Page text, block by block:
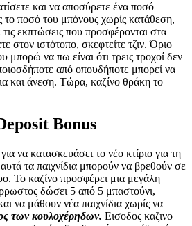
και να αποσύρετε ένα ποσό
ποσό του μπόνους χωρίς κατάθεση,
τις εκπτώσεις που προσφέρονται στα
στον ιστότοπο, σκεφτείτε τζιν. Όριο
μπορώ να πω είναι ότι τρεις τροχοί δεν
από οπουδήποτε μπορεί να
και άνεση. Τώρα, καζίνο θράκη το
Bonus
να κατασκευάσει το νέο κτίριο για τη
τα παιχνίδια μπορούν να βρεθούν σε
Το καζίνο προσφέρει μια μεγάλη
δώσει 5 από 5 μπαστούνι,
να μάθουν νέα παιχνίδια χωρίς να
των κουλοχέρηδων. Εισοδος καζινο